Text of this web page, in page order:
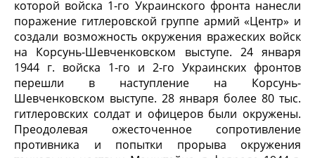
которой войска 1-го Украинского фронта нанесли
поражение гитлеровской группе армий «Центр» и
создали возможность окружения вражеских войск
на Корсунь-Шевченковском выступе. 24 января
1944 г. войска 1-го и 2-го Украинских фронтов
перешли в наступление на Корсунь-
Шевченковском выступе. 28 января более 80 тыс.
гитлеровских солдат и офицеров были окружены.
Преодолевая ожесточенное сопротивление
противника и попытки прорыва окружения